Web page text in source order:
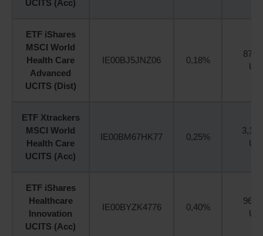
UCITS (Acc)
ETF iShares
MSCI World
Health Care
Advanced
UCITS (Dist)
IE00BJ5JNZ06 0,18%
871
ETF Xtrackers
MSCI World
Health Care
UCITS (Acc)
IE00BM67HK77 0,25%
3,18
ETF iShares
Healthcare
Innovation
UCITS (Acc)
IE00BYZK4776 0,40%
968